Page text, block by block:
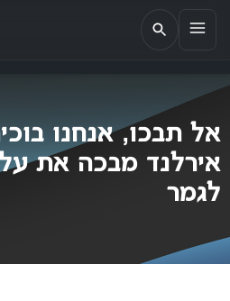
EUROMIX
אתר הבית של האירוויזיון בישראל
אל תבכו, אנחנו
אירלנד מבכה את
לגמר